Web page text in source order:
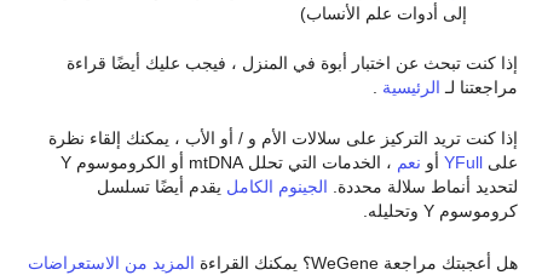
إلى أدوات علم الأنساب)
إذا كنت تبحث عن اختبار أبوة في المنزل ، فيجب عليك أيضًا قراءة
مراجعتنا لـ الرئيسية
إذا كنت تريد التركيز على سلالات الأم و / أو الأب ، يمكنك إلقاء نظرة
على
أو نعم
، الخدمات التي تحلل mtDNA أو الكروموسوم Y
لتحديد أنماط سلالة محددة. الجينوم الكامل يقدم أيضًا تسلسل
كروموسوم Y وتحليله.
هل أعجبتك مراجعة WeGene؟ يمكنك القراءة
المزيد من الاستعراضات